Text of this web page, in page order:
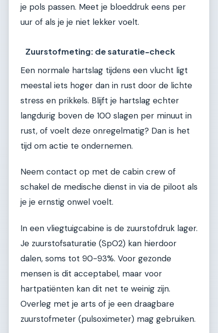
je pols passen. Meet je bloeddruk eens per
uur of als je je niet lekker voelt.
Zuurstofmeting: de saturatie-check
Een normale hartslag tijdens een vlucht ligt
meestal iets hoger dan in rust door de lichte
stress en prikkels. Blijft je hartslag echter
langdurig boven de 100 slagen per minuut in
rust, of voelt deze onregelmatig? Dan is het
tijd om actie te ondernemen.
Neem contact op met de cabin crew of
schakel de medische dienst in via de piloot als
je je ernstig onwel voelt.
In een vliegtuigcabine is de zuurstofdruk lager.
Je zuurstofsaturatie (SpO2) kan hierdoor
dalen, soms tot 90-93%. Voor gezonde
mensen is dit acceptabel, maar voor
hartpatiënten kan dit net te weinig zijn.
Overleg met je arts of je een draagbare
zuurstofmeter (pulsoximeter) mag gebruiken.